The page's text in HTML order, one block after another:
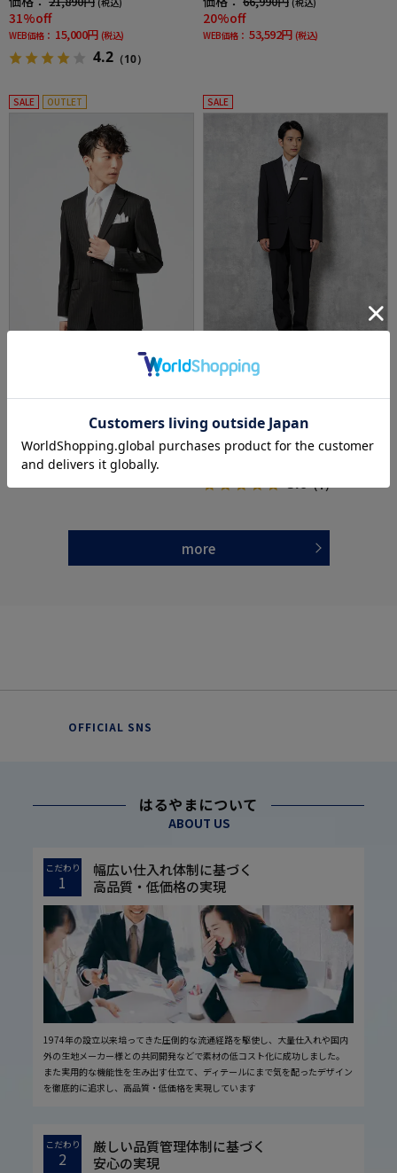
31%off
WEB価格： 15,000円 (税込)
4.2 （10）
20%off
WEB価格： 53,592円 (税込)
SALE OUTLET
全1色
65,890円 (税込)
73%off
WEB価格： 17,900円 (税込)
SALE
【定番】
価格：32,890円 (税込)
20%off
5.0（1）
more
OFFICIAL SNS
はるやまについて
ABOUT US
こだわり
1
幅広い仕入れ体制に基づく
高品質・低価格の実現
1974年の設立以来培ってきた圧倒的な流通経路を駆使し、大量仕入れや国内
外の生地メーカー様との共同開発などで素材の低コスト化に成功しました。
また実用的な機能性を生み出す仕立て、ディテールにまで気を配ったデザイン
を徹底的に追求し、高品質・低価格を実現しています
こだわり
2
厳しい品質管理体制に基づく
安心の実現